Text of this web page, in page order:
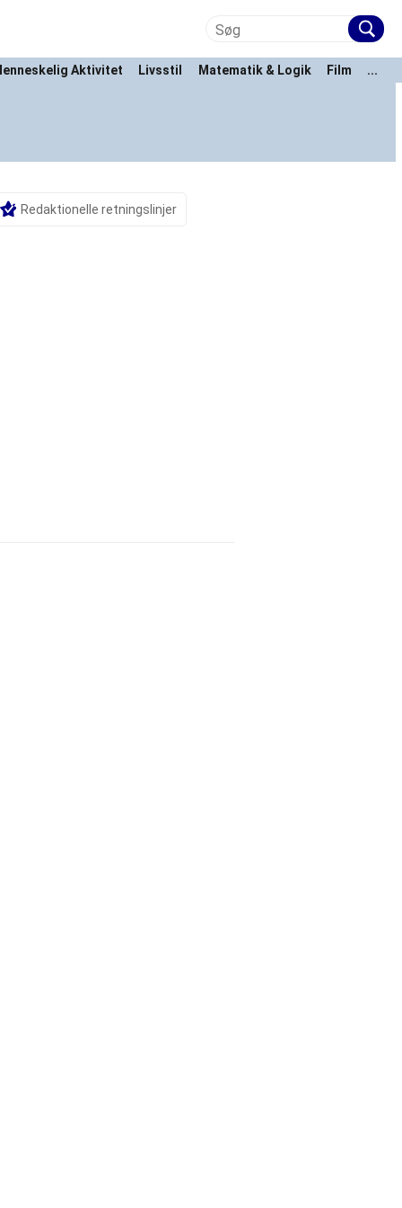
Aktivitet Livsstil Matematik & Logik Film ...
Redaktionelle retningslinjer